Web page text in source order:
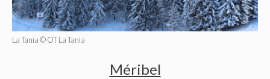
La Tania © OT La Tania
Méribel